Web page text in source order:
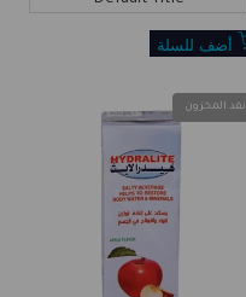
أضف للسلة
نفد المخزون